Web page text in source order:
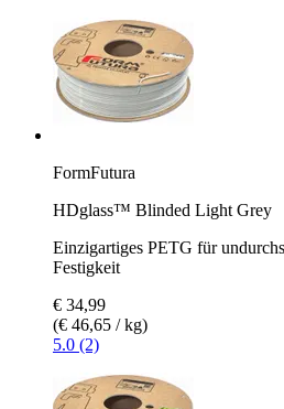
FormFutura
HDglass™ Blinded Light Grey
Einzigartiges PETG für
Festigkeit
€ 34,99
(€ 46,65 / kg)
5.0 (2)